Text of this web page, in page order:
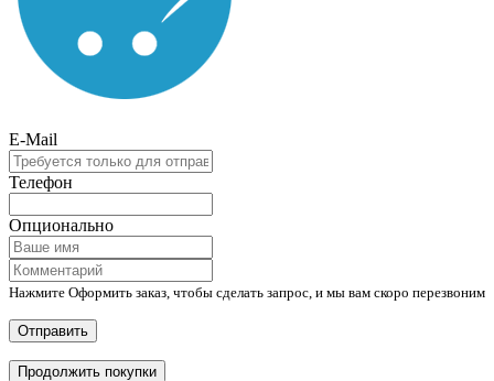
E-Mail
Телефон
Опционально
Нажмите Оформить заказ, чтобы сделать запрос, и мы вам скоро перезвоним
Отправить
Продолжить покупки